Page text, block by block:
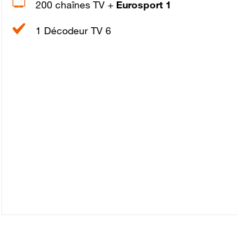
200 chaînes TV + Eurosport 1
1 Décodeur TV 6